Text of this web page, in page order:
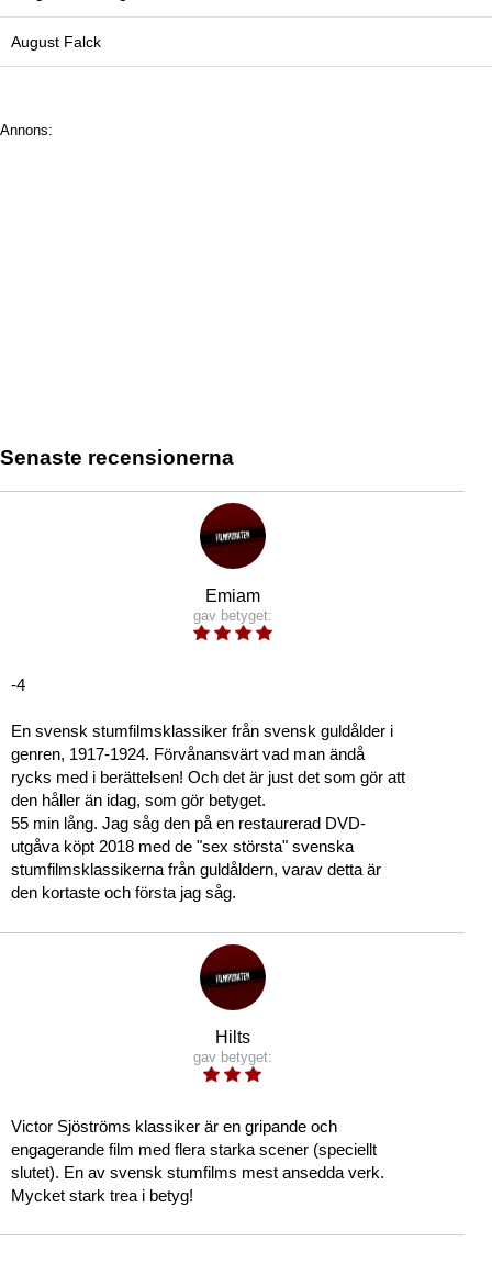
August Falck
Annons:
Senaste recensionerna
Emiam
gav betyget:
-4
En svensk stumfilmsklassiker från svensk guldålder i
genren, 1917-1924. Förvånansvärt vad man ändå
rycks med i berättelsen! Och det är just det som gör att
den håller än idag, som gör betyget.
55 min lång. Jag såg den på en restaurerad DVD-
utgåva köpt 2018 med de "sex största" svenska
stumfilmsklassikerna från guldåldern, varav detta är
den kortaste och första jag såg.
Hilts
gav betyget:
Victor Sjöströms klassiker är en gripande och
engagerande film med flera starka scener (speciellt
slutet). En av svensk stumfilms mest ansedda verk.
Mycket stark trea i betyg!